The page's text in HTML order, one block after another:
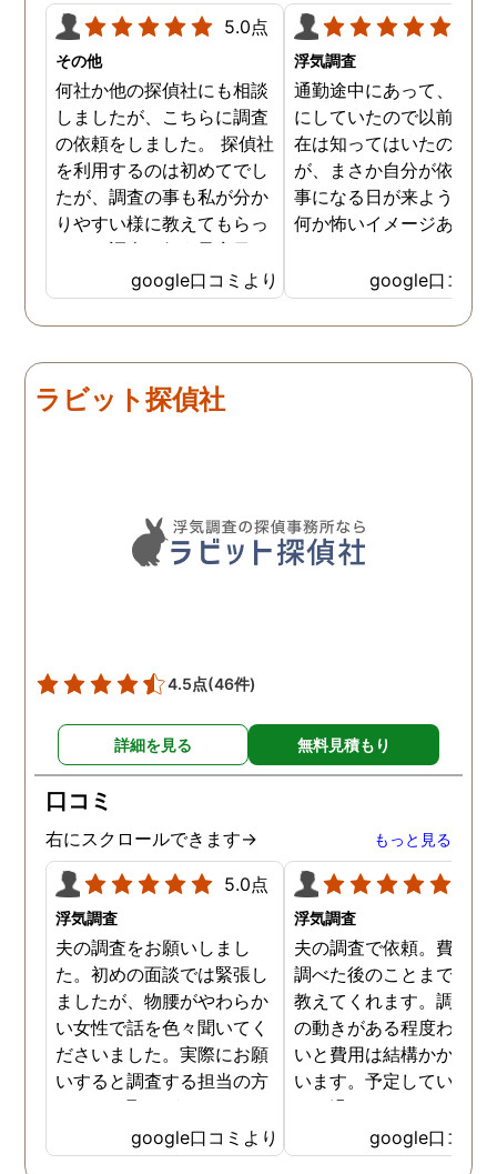
5.0点
その他
何社か他の探偵社にも相談
しましたが、こちらに調査
の依頼をしました。 探偵社
を利用するのは初めてでし
たが、調査の事も私が分か
りやすい様に教えてもらっ
たり、調査を行う予定日は
私の希望を聞いてもらいつ
つ、探偵さんのご意見も取
り入れ、細かく打ち合わせ
た。調査を行った日はその
日の報告を入れてくれたり
聞いて頂いたりと精神的に
も助かりました。 報告書や
調査の動画を見せてもらっ
ケアもしてもらったり色々
とお世話になりました！
google口コミより
浮気調査
通勤途中にあって、毎日
にしていたので以前から
在は知ってはいたのです
が、まさか自分が依頼す
事になる日が来ようと
何か怖いイメージありま
応も良く、安心して相談
きました。 調査後に弁
さんも紹介していただき
した！ありがとうござい
google口コミ
ラビット探偵社
4.5点(46件)
詳細を見る 無料見積もり
口コミ
右にスクロールできます→ もっと見る
5.0点
浮気調査
夫の調査をお願いしまし
た。初めの面談では緊張し
ましたが、物腰がやわらか
い女性で話を色々聞いてく
ださいました。実際にお願
いすると調査する担当の方
とのやり取りがメインで、
色々不安や心配な事の共有
をしてくれました。探偵の
google口コミより
浮気調査
夫の調査で依頼。費用や
調べた後のことまで詳し
教えてくれます。調査対
の動きがある程度わから
いと費用は結構かかると
います。予定していた時
より過ぎてしまいました
が、そのまま調査してい
だき、しっかり証拠取れ
google口コミ